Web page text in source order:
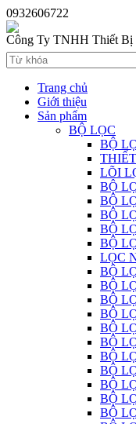
0932606722
Công Ty TNHH Thiết Bị
Trang chủ
Giới thiệu
Sản phẩm
BỘ LỌC
BỘ
LÕI
BỘ
BỘ
BỘ
BỘ
BỘ
LỌC
BỘ
BỘ
BỘ
BỘ
BỘ
BỘ
BỘ
BỘ
BỘ
BỘ
BỘ